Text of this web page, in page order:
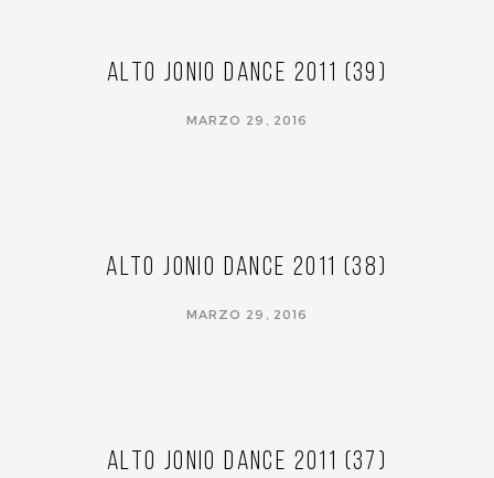
Alto Jonio Dance 2011 (39)
MARZO 29, 2016
Alto Jonio Dance 2011 (38)
MARZO 29, 2016
Alto Jonio Dance 2011 (37)